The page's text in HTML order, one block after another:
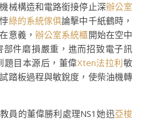
械構造和電路銜接停止深辦公室
綠的系統傢俱論擊中千紙鶴時，
意義， 辦公室系統櫃開始在空中
件磨損嚴重，進而招致電子訊
題目本源后，董偉Xten法拉利敏
踏板過程與敏銳度，使柴油機轉
員的董偉勝利處理NS1她迅亞梭